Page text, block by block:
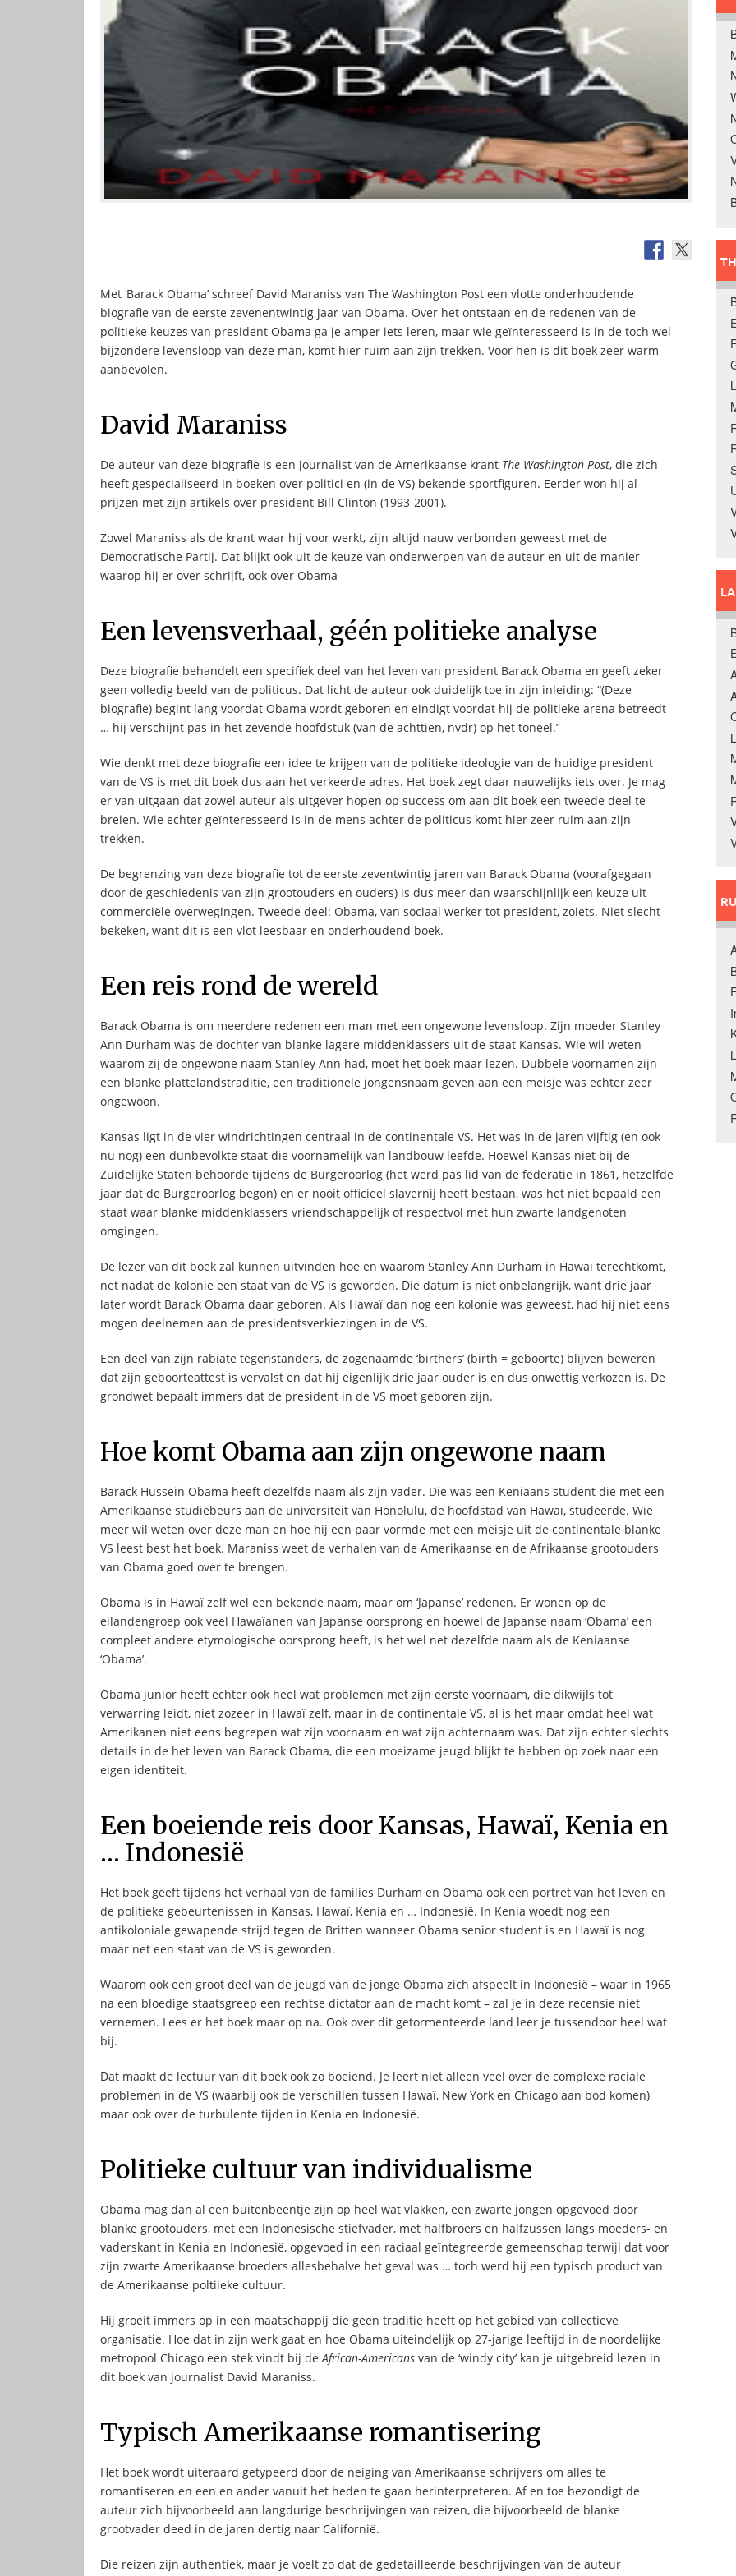
Met ‘Barack Obama’ schreef David Maraniss van The Washington Post een vlotte onderhoudende
biografie van de eerste zevenentwintig jaar van Obama. Over het ontstaan en de redenen van de
politieke keuzes van president Obama ga je amper iets leren, maar wie geïnteresseerd is in de toch wel
bijzondere levensloop van deze man, komt hier ruim aan zijn trekken. Voor hen is dit boek zeer warm
aanbevolen.
David Maraniss
De auteur van deze biografie is een journalist van de Amerikaanse krant The Washington Post, die zich
heeft gespecialiseerd in boeken over politici en (in de VS) bekende sportfiguren. Eerder won hij al
prijzen met zijn artikels over president Bill Clinton (1993-2001).
Zowel Maraniss als de krant waar hij voor werkt, zijn altijd nauw verbonden geweest met de
Democratische Partij. Dat blijkt ook uit de keuze van onderwerpen van de auteur en uit de manier
waarop hij er over schrijft, ook over Obama
Een levensverhaal, géén politieke analyse
Deze biografie behandelt een specifiek deel van het leven van president Barack Obama en geeft zeker
geen volledig beeld van de politicus. Dat licht de auteur ook duidelijk toe in zijn inleiding: “(Deze
biografie) begint lang voordat Obama wordt geboren en eindigt voordat hij de politieke arena betreedt
… hij verschijnt pas in het zevende hoofdstuk (van de achttien, nvdr) op het toneel.”
Wie denkt met deze biografie een idee te krijgen van de politieke ideologie van de huidige president
van de VS is met dit boek dus aan het verkeerde adres. Het boek zegt daar nauwelijks iets over. Je mag
er van uitgaan dat zowel auteur als uitgever hopen op success om aan dit boek een tweede deel te
breien. Wie echter geïnteresseerd is in de mens achter de politicus komt hier zeer ruim aan zijn
trekken.
De begrenzing van deze biografie tot de eerste zeventwintig jaren van Barack Obama (voorafgegaan
door de geschiedenis van zijn grootouders en ouders) is dus meer dan waarschijnlijk een keuze uit
commerciële overwegingen. Tweede deel: Obama, van sociaal werker tot president, zoiets. Niet slecht
bekeken, want dit is een vlot leesbaar en onderhoudend boek.
Een reis rond de wereld
Barack Obama is om meerdere redenen een man met een ongewone levensloop. Zijn moeder Stanley
Ann Durham was de dochter van blanke lagere middenklassers uit de staat Kansas. Wie wil weten
waarom zij de ongewone naam Stanley Ann had, moet het boek maar lezen. Dubbele voornamen zijn
een blanke plattelandstraditie, een traditionele jongensnaam geven aan een meisje was echter zeer
ongewoon.
Kansas ligt in de vier windrichtingen centraal in de continentale VS. Het was in de jaren vijftig (en ook
nu nog) een dunbevolkte staat die voornamelijk van landbouw leefde. Hoewel Kansas niet bij de
Zuidelijke Staten behoorde tijdens de Burgeroorlog (het werd pas lid van de federatie in 1861, hetzelfde
jaar dat de Burgeroorlog begon) en er nooit officieel slavernij heeft bestaan, was het niet bepaald een
staat waar blanke middenklassers vriendschappelijk of respectvol met hun zwarte landgenoten
omgingen.
De lezer van dit boek zal kunnen uitvinden hoe en waarom Stanley Ann Durham in Hawaï terechtkomt,
net nadat de kolonie een staat van de VS is geworden. Die datum is niet onbelangrijk, want drie jaar
later wordt Barack Obama daar geboren. Als Hawaï dan nog een kolonie was geweest, had hij niet eens
mogen deelnemen aan de presidentsverkiezingen in de VS.
Een deel van zijn rabiate tegenstanders, de zogenaamde ‘birthers’ (birth = geboorte) blijven beweren
dat zijn geboorteattest is vervalst en dat hij eigenlijk drie jaar ouder is en dus onwettig verkozen is. De
grondwet bepaalt immers dat de president in de VS moet geboren zijn.
Hoe komt Obama aan zijn ongewone naam
Barack Hussein Obama heeft dezelfde naam als zijn vader. Die was een Keniaans student die met een
Amerikaanse studiebeurs aan de universiteit van Honolulu, de hoofdstad van Hawaï, studeerde. Wie
meer wil weten over deze man en hoe hij een paar vormde met een meisje uit de continentale blanke
VS leest best het boek. Maraniss weet de verhalen van de Amerikaanse en de Afrikaanse grootouders
van Obama goed over te brengen.
Obama is in Hawaï zelf wel een bekende naam, maar om ‘Japanse’ redenen. Er wonen op de
eilandengroep ook veel Hawaïanen van Japanse oorsprong en hoewel de Japanse naam ‘Obama’ een
compleet andere etymologische oorsprong heeft, is het wel net dezelfde naam als de Keniaanse
‘Obama’.
Obama junior heeft echter ook heel wat problemen met zijn eerste voornaam, die dikwijls tot
verwarring leidt, niet zozeer in Hawaï zelf, maar in de continentale VS, al is het maar omdat heel wat
Amerikanen niet eens begrepen wat zijn voornaam en wat zijn achternaam was. Dat zijn echter slechts
details in de het leven van Barack Obama, die een moeizame jeugd blijkt te hebben op zoek naar een
eigen identiteit.
Een boeiende reis door Kansas, Hawaï, Kenia en
… Indonesië
Het boek geeft tijdens het verhaal van de families Durham en Obama ook een portret van het leven en
de politieke gebeurtenissen in Kansas, Hawaï, Kenia en … Indonesië. In Kenia woedt nog een
antikoloniale gewapende strijd tegen de Britten wanneer Obama senior student is en Hawaï is nog
maar net een staat van de VS is geworden.
Waarom ook een groot deel van de jeugd van de jonge Obama zich afspeelt in Indonesië – waar in 1965
na een bloedige staatsgreep een rechtse dictator aan de macht komt – zal je in deze recensie niet
vernemen. Lees er het boek maar op na. Ook over dit getormenteerde land leer je tussendoor heel wat
bij.
Dat maakt de lectuur van dit boek ook zo boeiend. Je leert niet alleen veel over de complexe raciale
problemen in de VS (waarbij ook de verschillen tussen Hawaï, New York en Chicago aan bod komen)
maar ook over de turbulente tijden in Kenia en Indonesië.
Politieke cultuur van individualisme
Obama mag dan al een buitenbeentje zijn op heel wat vlakken, een zwarte jongen opgevoed door
blanke grootouders, met een Indonesische stiefvader, met halfbroers en halfzussen langs moeders- en
vaderskant in Kenia en Indonesië, opgevoed in een raciaal geïntegreerde gemeenschap terwijl dat voor
zijn zwarte Amerikaanse broeders allesbehalve het geval was … toch werd hij een typisch product van
de Amerikaanse poltiieke cultuur.
Hij groeit immers op in een maatschappij die geen traditie heeft op het gebied van collectieve
organisatie. Hoe dat in zijn werk gaat en hoe Obama uiteindelijk op 27-jarige leeftijd in de noordelijke
metropool Chicago een stek vindt bij deAfrican-Americans van de ‘windy city’ kan je uitgebreid lezen in
dit boek van journalist David Maraniss.
Typisch Amerikaanse romantisering
Het boek wordt uiteraard getypeerd door de neiging van Amerikaanse schrijvers om alles te
romantiseren en een en ander vanuit het heden te gaan herinterpreteren. Af en toe bezondigt de
auteur zich bijvoorbeeld aan langdurige beschrijvingen van reizen, die bijvoorbeeld de blanke
grootvader deed in de jaren dertig naar Californië.
Die reizen zijn authentiek, maar je voelt zo dat de gedetailleerde beschrijvingen van de auteur